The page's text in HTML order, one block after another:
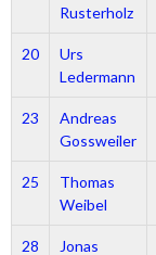
Rusterholz
20
Urs
Ledermann
23
Andreas
Gossweiler
25
Thomas
Weibel
28
Jonas